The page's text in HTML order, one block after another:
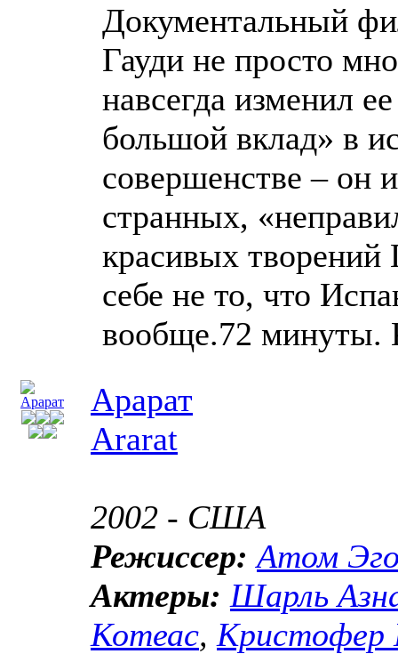
Документальный
Гауди не просто
навсегда изменил
большой вклад» в
совершенстве – он
странных,
красивых творений
себе не то, что
вообще.72 минуты.
Арарат
Ararat
2002 - США
Режиссер: Атом
Актеры: Шарль
Котеас, Кристофер